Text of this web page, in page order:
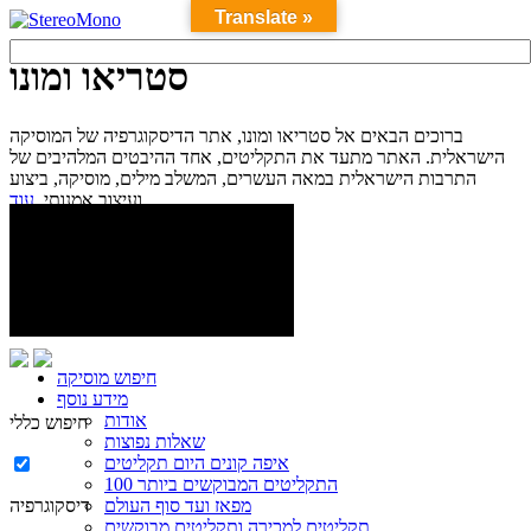
סטריאו ומונו
ברוכים הבאים אל סטריאו ומונו, אתר הדיסקוגרפיה של המוסיקה
הישראלית. האתר מתעד את התקליטים, אחד ההיבטים המלהיבים של
התרבות הישראלית במאה העשרים, המשלב מילים, מוסיקה, ביצוע
ועיצוב אמנותי.עוד...
חיפוש מוסיקה
מידע נוסף
אודות
שאלות נפוצות
איפה קונים היום תקליטים
100 התקליטים המבוקשים ביותר
מפאז ועד סוף העולם
תקליטים למכירה ותקליטים מבוקשים
חיפוש כללי
דיסקוגרפיה
Translate »